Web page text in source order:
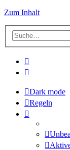
Zum Inhalt
Dark mode
Regeln